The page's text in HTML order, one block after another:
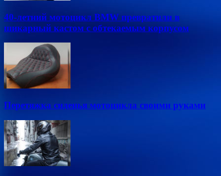
40-летний мотоцикл BMW превратили в
шикарный кастом с обтекаемым корпусом
Перетяжка сиденья мотоцикла своими руками